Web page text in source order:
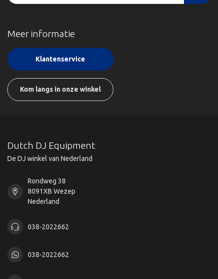
Meer informatie
Klantenservice
Kom langs in onze winkel
Dutch DJ Equipment
De DJ winkel van Nederland
Rondweg 38
8091XB Wezep
Nederland
038-2022662
038-2022662